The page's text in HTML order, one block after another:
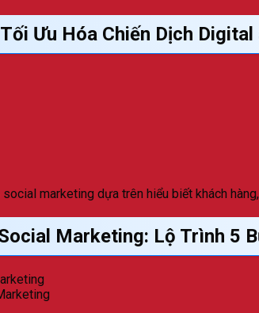
Ưu Hóa Chiến Dịch
marketing dựa trên hiểu biết khách
Marketing: Lộ Trình 5